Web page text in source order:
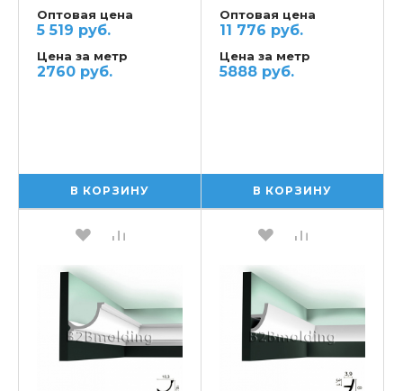
потолочный ORAC
Оптовая цена
5 519 руб.
Цена за метр
2760 руб.
В КОРЗИНУ
потолочный ORAC
Оптовая цена
11 776 руб.
Цена за метр
5888 руб.
В КОРЗИНУ